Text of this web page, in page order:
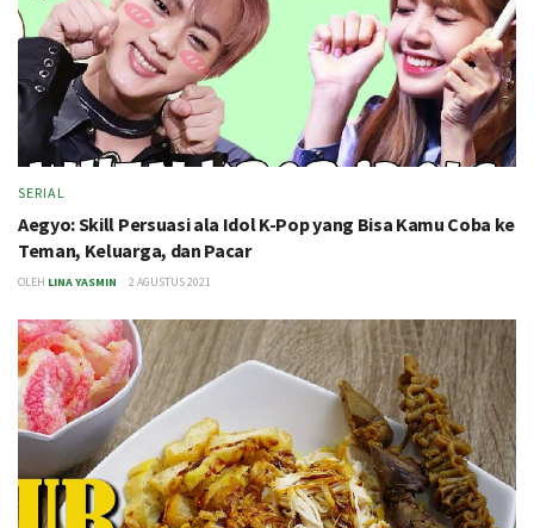
SERIAL
Aegyo: Skill Persuasi ala Idol K-Pop yang Bisa Kamu Coba ke
Teman, Keluarga, dan Pacar
OLEH LINA YASMIN 2 AGUSTUS 2021